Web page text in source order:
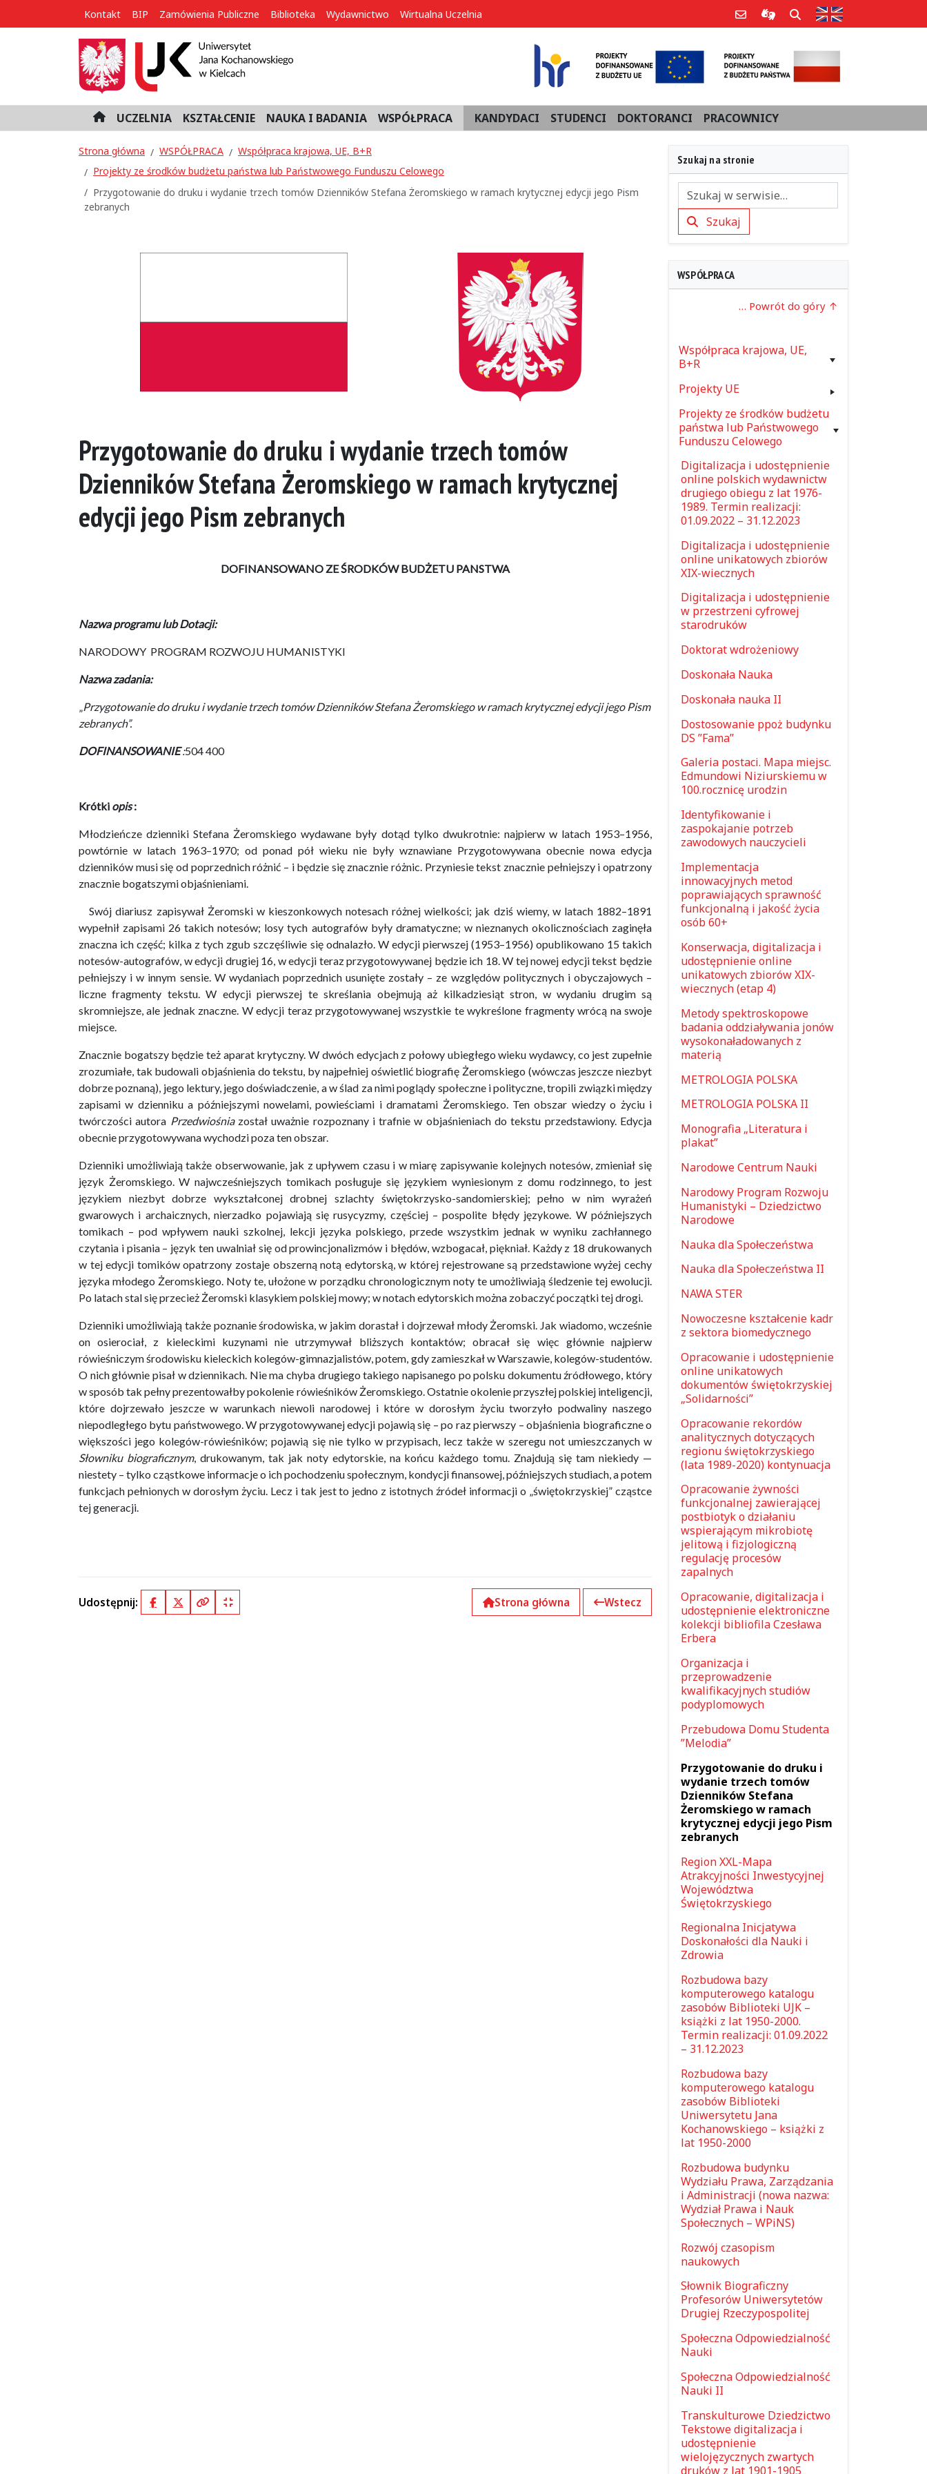
Kontakt BIP Zamówienia Publiczne Biblioteka Wydawnictwo Wirtualna Uczelnia Poczta e-mailInformacje dla użytkowników
Szukaj Strona w języku
H
o
m
e
UCZELNIA KSZTAŁCENIE NAUKA I BADANIA WSPÓŁPRACA KANDYDACI STUDENCI DOKTORANCI PRACOWNICY
Strona główna WSPÓŁPRACA
Współpraca krajowa, UE, B+R
Projekty ze środków budżetu państwa lub Państwowego Funduszu Celowego
Przygotowanie do druku i wydanie trzech tomów Dzienników Stefana Żeromskiego w ramach krytycznej edycji jego Pism
zebranych
Przygotowanie do druku i wydanie trzech tomów
Dzienników Stefana Żeromskiego w ramach krytycznej
edycji jego Pism zebranych
DOFINANSOWANO ZE ŚRODKÓW BUDŻETU PANSTWA
Nazwa programu lub Dotacji:
NARODOWY PROGRAM ROZWOJU HUMANISTYKI
Nazwa zadania:
„Przygotowanie do druku i wydanie trzech tomów Dzienników Stefana Żeromskiego w ramach krytycznej edycji jego Pism
zebranych”.
DOFINANSOWANIE:504 400
Krótki opis:
Młodzieńcze dzienniki Stefana Żeromskiego wydawane były dotąd tylko dwukrotnie: najpierw w latach 1953–1956,
powtórnie w latach 1963–1970; od ponad pół wieku nie były wznawiane Przygotowywana obecnie nowa edycja
dzienników musi się od poprzednich różnić – i będzie się znacznie różnic. Przyniesie tekst znacznie pełniejszy i opatrzony
znacznie bogatszymi objaśnieniami.
Swój diariusz zapisywał Żeromski w kieszonkowych notesach różnej wielkości; jak dziś wiemy, w latach 1882–1891
wypełnił zapisami 26 takich notesów; losy tych autografów były dramatyczne; w nieznanych okolicznościach zaginęła
znaczna ich część; kilka z tych zgub szczęśliwie się odnalazło. W edycji pierwszej (1953–1956) opublikowano 15 takich
notesów-autografów, w edycji drugiej 16, w edycji teraz przygotowywanej będzie ich 18. W tej nowej edycji tekst będzie
pełniejszy i w innym sensie. W wydaniach poprzednich usunięte zostały – ze względów politycznych i obyczajowych –
liczne fragmenty tekstu. W edycji pierwszej te skreślania obejmują aż kilkadziesiąt stron, w wydaniu drugim są
skromniejsze, ale jednak znaczne. W edycji teraz przygotowywanej wszystkie te wykreślone fragmenty wrócą na swoje
miejsce.
Znacznie bogatszy będzie też aparat krytyczny. W dwóch edycjach z połowy ubiegłego wieku wydawcy, co jest zupełnie
zrozumiałe, tak budowali objaśnienia do tekstu, by najpełniej oświetlić biografię Żeromskiego (wówczas jeszcze niezbyt
dobrze poznaną), jego lektury, jego doświadczenie, a w ślad za nimi poglądy społeczne i polityczne, tropili związki między
zapisami w dzienniku a późniejszymi nowelami, powieściami i dramatami Żeromskiego. Ten obszar wiedzy o życiu i
twórczości autora Przedwiośniazostał uważnie rozpoznany i trafnie w objaśnieniach do tekstu przedstawiony. Edycja
obecnie przygotowywana wychodzi poza ten obszar.
Dzienniki umożliwiają także obserwowanie, jak z upływem czasu i w miarę zapisywanie kolejnych notesów, zmieniał się
język Żeromskiego. W najwcześniejszych tomikach posługuje się językiem wyniesionym z domu rodzinnego, to jest
językiem niezbyt dobrze wykształconej drobnej szlachty świętokrzysko-sandomierskiej; pełno w nim wyrażeń
gwarowych i archaicznych, nierzadko pojawiają się rusycyzmy, częściej – pospolite błędy językowe. W późniejszych
tomikach – pod wpływem nauki szkolnej, lekcji języka polskiego, przede wszystkim jednak w wyniku zachłannego
czytania i pisania – język ten uwalniał się od prowincjonalizmów i błędów, wzbogacał, piękniał. Każdy z 18 drukowanych
w tej edycji tomików opatrzony zostaje obszerną notą edytorską, w której rejestrowane są przedstawione wyżej cechy
języka młodego Żeromskiego. Noty te, ułożone w porządku chronologicznym noty te umożliwiają śledzenie tej ewolucji.
Po latach stal się przecież Żeromski klasykiem polskiej mowy; w notach edytorskich można zobaczyć początki tej drogi.
Dzienniki umożliwiają także poznanie środowiska, w jakim dorastał i dojrzewał młody Żeromski. Jak wiadomo, wcześnie
on osierociał, z kieleckimi kuzynami nie utrzymywał bliższych kontaktów; obracał się więc głównie najpierw
rówieśniczym środowisku kieleckich kolegów-gimnazjalistów, potem, gdy zamieszkał w Warszawie, kolegów-studentów.
O nich głównie pisał w dziennikach. Nie ma chyba drugiego takiego napisanego po polsku dokumentu źródłowego, który
w sposób tak pełny prezentowałby pokolenie rówieśników Żeromskiego. Ostatnie okolenie przyszłej polskiej inteligencji,
które dojrzewało jeszcze w warunkach niewoli narodowej i które w dorosłym życiu tworzyło podwaliny naszego
niepodległego bytu państwowego. W przygotowywanej edycji pojawią się – po raz pierwszy – objaśnienia biograficzne o
większości jego kolegów-rówieśników; pojawią się nie tylko w przypisach, lecz także w szeregu not umieszczanych w
Słowniku biograficznym, drukowanym, tak jak noty edytorskie, na końcu każdego tomu. Znajdują się tam niekiedy —
niestety – tylko cząstkowe informacje o ich pochodzeniu społecznym, kondycji finansowej, późniejszych studiach, a potem
funkcjach pełnionych w dorosłym życiu. Lecz i tak jest to jedno z istotnych źródeł informacji o „świętokrzyskiej” cząstce
tej generacji.
Udostępnij: FacebookX (Twitter)
Kopiuj pełny link
Kopiuj krótki link Strona główna Wstecz
Szukaj na stronie
SzukajSzukaj
WSPÓŁPRACA
… Powrót do góry
Współpraca krajowa, UE,
B+R
Projekty UE
Projekty ze środków budżetu
państwa lub Państwowego
Funduszu Celowego
Digitalizacja i udostępnienie
online polskich wydawnictw
drugiego obiegu z lat 1976-
1989. Termin realizacji:
01.09.2022 – 31.12.2023
Digitalizacja i udostępnienie
online unikatowych zbiorów
XIX-wiecznych
Digitalizacja i udostępnienie
w przestrzeni cyfrowej
starodruków
Doktorat wdrożeniowy
Doskonała Nauka
Doskonała nauka II
Dostosowanie ppoż budynku
DS ”Fama”
Galeria postaci. Mapa miejsc.
Edmundowi Niziurskiemu w
100.rocznicę urodzin
Identyfikowanie i
zaspokajanie potrzeb
zawodowych nauczycieli
Implementacja
innowacyjnych metod
poprawiających sprawność
funkcjonalną i jakość życia
osób 60+
Konserwacja, digitalizacja i
udostępnienie online
unikatowych zbiorów XIX-
wiecznych (etap 4)
Metody spektroskopowe
badania oddziaływania jonów
wysokonaładowanych z
materią
METROLOGIA POLSKA
METROLOGIA POLSKA II
Monografia „Literatura i
plakat”
Narodowe Centrum Nauki
Narodowy Program Rozwoju
Humanistyki – Dziedzictwo
Narodowe
Nauka dla Społeczeństwa
Nauka dla Społeczeństwa II
NAWA STER
Nowoczesne kształcenie kadr
z sektora biomedycznego
Opracowanie i udostępnienie
online unikatowych
dokumentów świętokrzyskiej
„Solidarności”
Opracowanie rekordów
analitycznych dotyczących
regionu świętokrzyskiego
(lata 1989-2020) kontynuacja
Opracowanie żywności
funkcjonalnej zawierającej
postbiotyk o działaniu
wspierającym mikrobiotę
jelitową i fizjologiczną
regulację procesów
zapalnych
Opracowanie, digitalizacja i
udostępnienie elektroniczne
kolekcji bibliofila Czesława
Erbera
Organizacja i
przeprowadzenie
kwalifikacyjnych studiów
podyplomowych
Przebudowa Domu Studenta
”Melodia”
Przygotowanie do druku i
wydanie trzech tomów
Dzienników Stefana
Żeromskiego w ramach
krytycznej edycji jego Pism
zebranych
Region XXL-Mapa
Atrakcyjności Inwestycyjnej
Województwa
Świętokrzyskiego
Regionalna Inicjatywa
Doskonałości dla Nauki i
Zdrowia
Rozbudowa bazy
komputerowego katalogu
zasobów Biblioteki UJK –
książki z lat 1950-2000.
Termin realizacji: 01.09.2022
– 31.12.2023
Rozbudowa bazy
komputerowego katalogu
zasobów Biblioteki
Uniwersytetu Jana
Kochanowskiego – książki z
lat 1950-2000
Rozbudowa budynku
Wydziału Prawa, Zarządzania
i Administracji (nowa nazwa:
Wydział Prawa i Nauk
Społecznych – WPiNS)
Rozwój czasopism
naukowych
Słownik Biograficzny
Profesorów Uniwersytetów
Drugiej Rzeczypospolitej
Społeczna Odpowiedzialność
Nauki
Społeczna Odpowiedzialność
Nauki II
Transkulturowe Dziedzictwo
Tekstowe digitalizacja i
udostępnienie
wielojęzycznych zwartych
druków z lat 1901-1905